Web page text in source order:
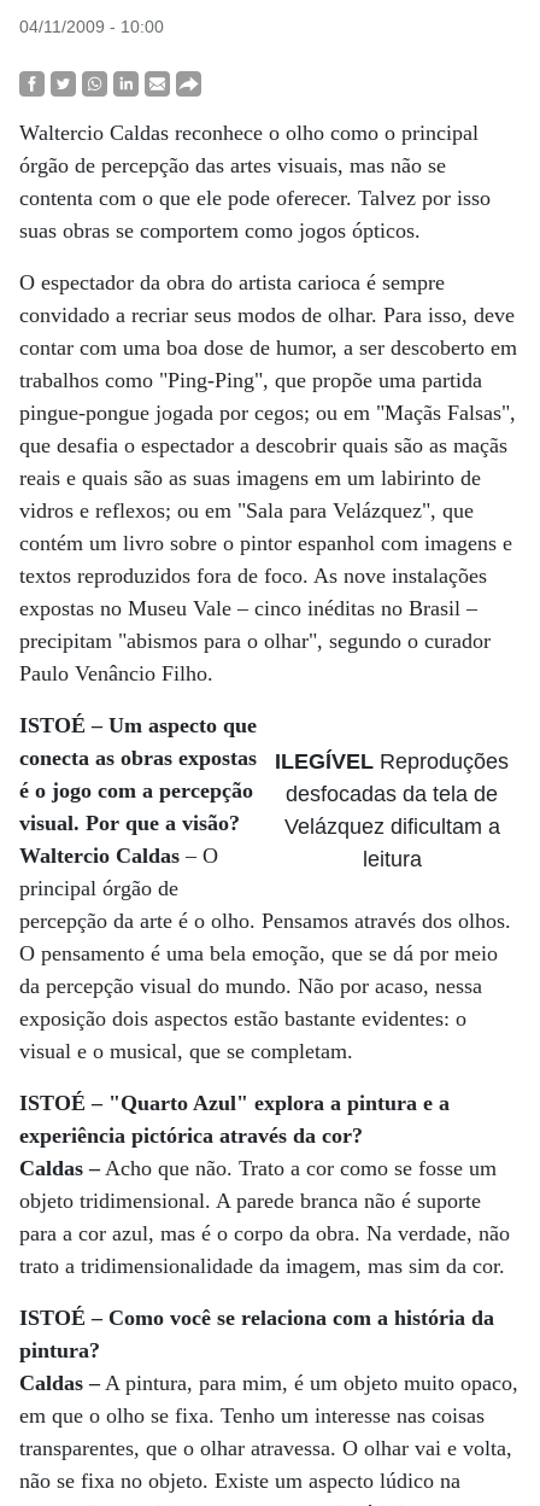
04/11/2009 - 10:00
Waltercio Caldas reconhece o olho como o principal
órgão de percepção das artes visuais, mas não se
contenta com o que ele pode oferecer. Talvez por isso
suas obras se comportem como jogos ópticos.
O espectador da obra do artista carioca é sempre
convidado a recriar seus modos de olhar. Para isso, deve
contar com uma boa dose de humor, a ser descoberto em
trabalhos como "Ping-Ping", que propõe uma partida
pingue-pongue jogada por cegos; ou em "Maçãs Falsas",
que desafia o espectador a descobrir quais são as maçãs
reais e quais são as suas imagens em um labirinto de
vidros e reflexos; ou em "Sala para Velázquez", que
contém um livro sobre o pintor espanhol com imagens e
textos reproduzidos fora de foco. As nove instalações
expostas no Museu Vale – cinco inéditas no Brasil –
precipitam "abismos para o olhar", segundo o curador
Paulo Venâncio Filho.
ILEGÍVEL Reproduções
desfocadas da tela de
Velázquez dificultam a
leitura
ISTOÉ – Um aspecto que
conecta as obras expostas
é o jogo com a percepção
visual. Por que a visão?
Waltercio Caldas – O
principal órgão de
percepção da arte é o olho. Pensamos através dos olhos.
O pensamento é uma bela emoção, que se dá por meio
da percepção visual do mundo. Não por acaso, nessa
exposição dois aspectos estão bastante evidentes: o
visual e o musical, que se completam.
ISTOÉ – "Quarto Azul" explora a pintura e a
experiência pictórica através da cor?
Caldas –Acho que não. Trato a cor como se fosse um
objeto tridimensional. A parede branca não é suporte
para a cor azul, mas é o corpo da obra. Na verdade, não
trato a tridimensionalidade da imagem, mas sim da cor.
ISTOÉ – Como você se relaciona com a história da
pintura?
Caldas –A pintura, para mim, é um objeto muito opaco,
em que o olho se fixa. Tenho um interesse nas coisas
transparentes, que o olhar atravessa. O olhar vai e volta,
não se fixa no objeto. Existe um aspecto lúdico na